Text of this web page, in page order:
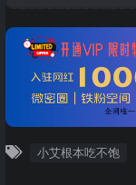
小艾根本吃不饱